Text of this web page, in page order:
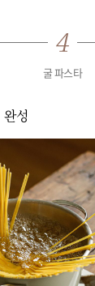
굴 파스타
성